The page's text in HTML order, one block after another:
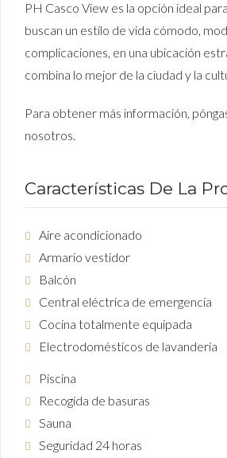
PH Casco View es la opción ideal
buscan un estilo de vida cómodo,
complicaciones, en una ubicación
combina lo mejor de la ciudad y la
Para obtener más información,
nosotros.
Características De La
Aire acondicionado
Armario vestidor
Balcón
Central eléctrica de emergencia
Cocina totalmente equipada
Electrodomésticos de lavandería
Piscina
Recogida de basuras
Sauna
Seguridad 24 horas